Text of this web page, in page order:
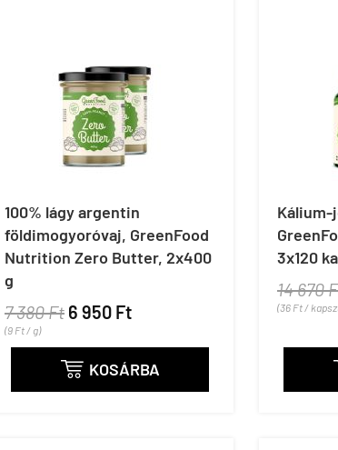
100% lágy argentin
földimogyoróvaj, GreenFood
Nutrition Zero Butter, 2x400
g
7 380 Ft 6 950 Ft
(9 Ft / g)
 KOSÁRBA
Kálium-
3x120
14 670
(36 Ft /